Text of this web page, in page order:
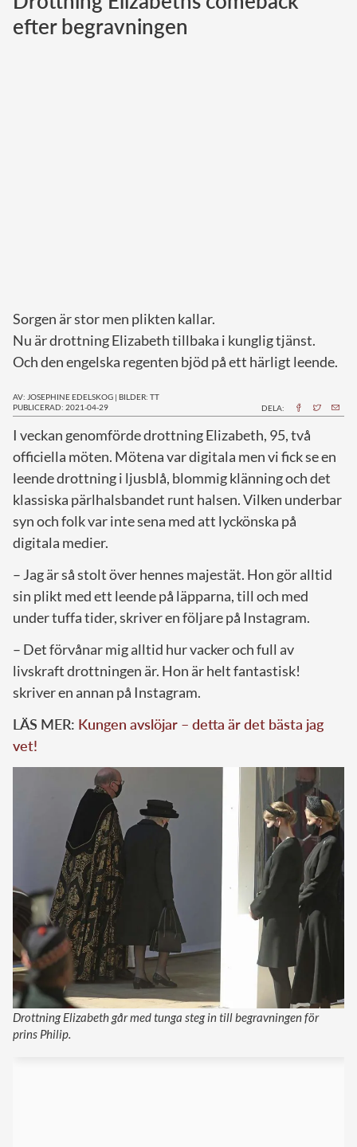
Norska kungahuset
efter begravningen
Sorgen är stor men plikten kallar.
Nu är drottning Elizabeth tillbaka i kunglig tjänst.
Och den engelska regenten bjöd på ett härligt leende.
AV: JOSEPHINE EDELSKOG | BILDER: TT
PUBLICERAD: 2021-04-29
DELA:
I veckan genomförde drottning Elizabeth, 95, två
officiella möten. Mötena var digitala men vi fick se en
leende drottning i ljusblå, blommig klänning och det
klassiska pärlhalsbandet runt halsen. Vilken underbar
syn och folk var inte sena med att lyckönska på
digitala medier.
– Jag är så stolt över hennes majestät. Hon gör alltid
sin plikt med ett leende på läpparna, till och med
under tuffa tider, skriver en följare på Instagram.
– Det förvånar mig alltid hur vacker och full av
livskraft drottningen är. Hon är helt fantastisk!
skriver en annan på Instagram.
LÄS MER: Kungen avslöjar – detta är det bästa jag
vet!
Drottning Elizabeth går med tunga steg in till begravningen för
prins Philip.